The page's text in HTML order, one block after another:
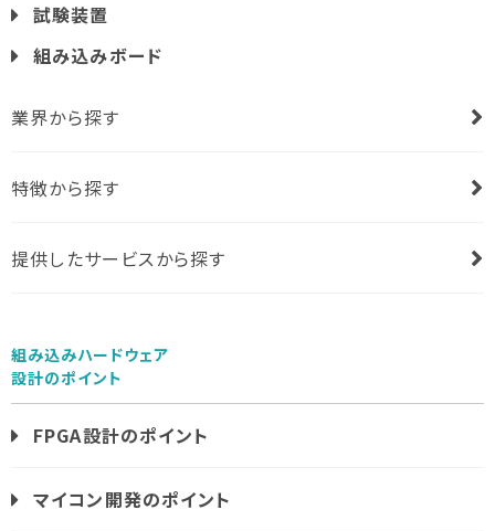
試験装置
組み込みボード
業界から探す
特徴から探す
提供したサービスから探す
組み込みハードウェア
設計のポイント
FPGA設計のポイント
マイコン開発のポイント